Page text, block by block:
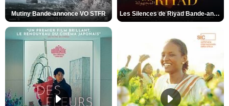
Mutiny Bande-annonce VO STFR Les Silences de Riyad Bande-annonce VO STFR